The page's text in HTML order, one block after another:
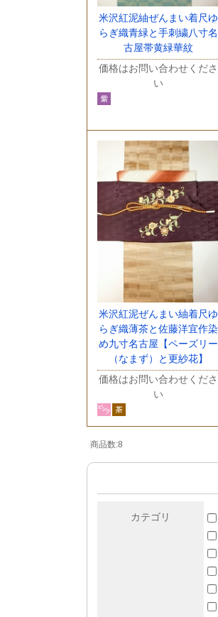
米沢紅泥紬ぜんまい着尺ゆ
らぎ織青緑と手刺繍八寸名
古屋帯黄緑華紋
価格はお問い合わせくださ
い
米沢紅泥ぜんまい紬着尺ゆ
らぎ織薄茶と佐藤洋宜作染
め九寸名古屋【ペーズリー
（なまず）と更紗花】
価格はお問い合わせくださ
い
商品数:8
カテゴリ